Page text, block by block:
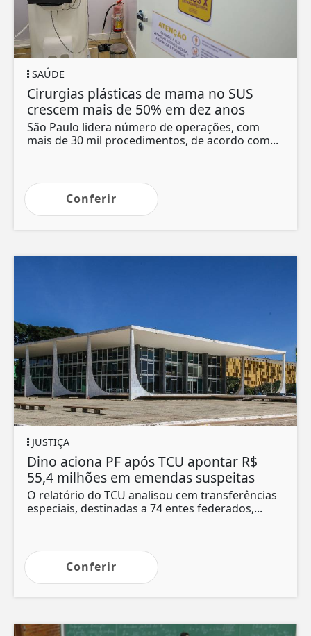
SAÚDE
Cirurgias plásticas de mama no SUS
crescem mais de 50% em dez anos
São Paulo lidera número de operações, com
mais de 30 mil procedimentos, de acordo com...
Conferir
JUSTIÇA
Dino aciona PF após TCU apontar R$
55,4 milhões em emendas suspeitas
O relatório do TCU analisou cem transferências
especiais, destinadas a 74 entes federados,...
Conferir